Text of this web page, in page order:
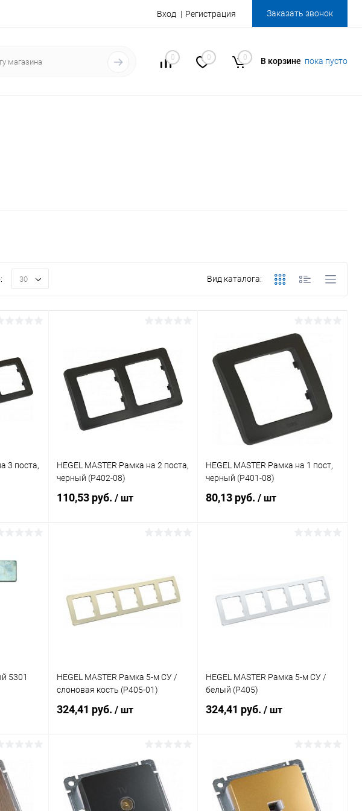
Вход Регистрация Заказать звонок
0 0 0 В корзине пока пусто
30 Вид каталога:
3 поста,
HEGEL MASTER Рамка на 2 поста,
черный (Р402-08)
110,53 руб. / шт
К сравнению
В избранное В наличии
HEGEL MASTER Рамка на 1 пост,
черный (Р401-08)
80,13 руб./ шт
К сравнению
В избранное Недоступно
5301
сравнению
HEGEL MASTER Рамка 5-м СУ /
слоновая кость (Р405-01)
324,41 руб. / шт
Подписаться
Купить в 1 клик К сравнению
HEGEL MASTER Рамка 5-м СУ /
белый (Р405)
324,41 руб./ шт
Подписаться
Купить в 1 клик К сравнению